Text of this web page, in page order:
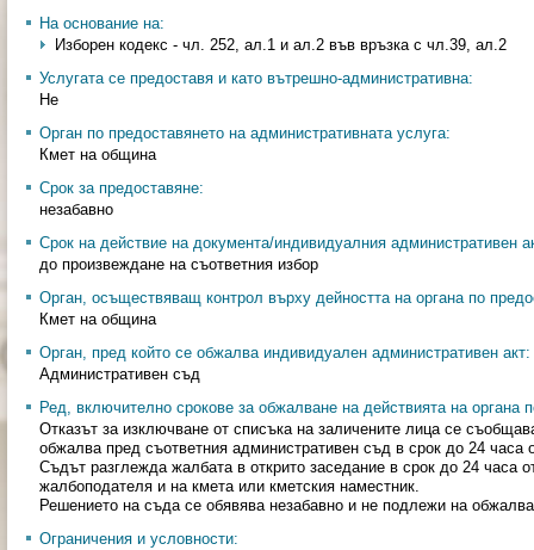
На основание на:
Изборен кодекс - чл. 252, ал.1 и ал.2 във връзка с чл.39, ал.2
Услугата се предоставя и като вътрешно-административна:
Не
Орган по предоставянето на административната услуга:
Кмет на община
Срок за предоставяне:
незабавно
Срок на действие на документа/индивидуалния административен
до произвеждане на съответния избор
Орган, осъществяващ контрол върху дейността на органа по
Кмет на община
Орган, пред който се обжалва индивидуален административен акт:
Административен съд
Ред, включително срокове за обжалване на действията на органа
Отказът за изключване от списъка на заличените лица се
обжалва пред съответния административен съд в срок до 24 часа
Съдът разглежда жалбата в открито заседание в срок до 24 часа
жалбоподателя и на кмета или кметския наместник.
Решението на съда се обявява незабавно и не подлежи на
Ограничения и условности: